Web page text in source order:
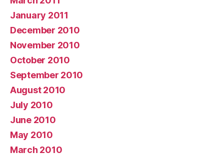
January 2011
December 2010
November 2010
October 2010
September 2010
August 2010
July 2010
June 2010
May 2010
March 2010